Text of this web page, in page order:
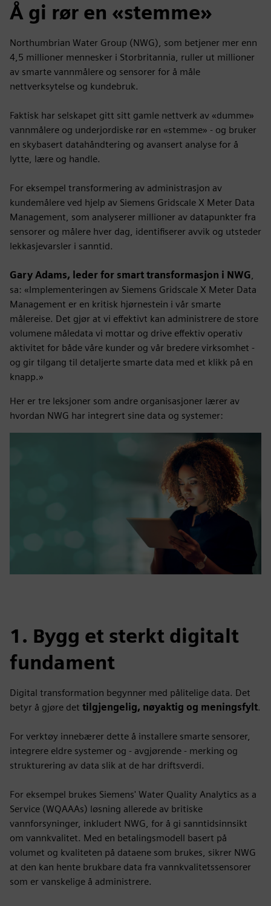
Å gi rør en «stemme»
Northumbrian Water Group (NWG), som betjener mer enn
4,5 millioner mennesker i Storbritannia, ruller ut millioner
av smarte vannmålere og sensorer for å måle
nettverksytelse og kundebruk.
Faktisk har selskapet gitt sitt gamle nettverk av «dumme»
vannmålere og underjordiske rør en «stemme» - og bruker
en skybasert datahåndtering og avansert analyse for å
lytte, lære og handle.
For eksempel transformering av administrasjon av
kundemålere ved hjelp av Siemens Gridscale X Meter Data
Management, som analyserer millioner av datapunkter fra
sensorer og målere hver dag, identifiserer avvik og utsteder
lekkasjevarsler i sanntid.
Gary Adams, leder for smart transformasjon i NWG,
sa: «Implementeringen av Siemens Gridscale X Meter Data
Management er en kritisk hjørnestein i vår smarte
målereise. Det gjør at vi effektivt kan administrere de store
volumene måledata vi mottar og drive effektiv operativ
aktivitet for både våre kunder og vår bredere virksomhet -
og gir tilgang til detaljerte smarte data med et klikk på en
knapp.»
Her er tre leksjoner som andre organisasjoner lærer av
hvordan NWG har integrert sine data og systemer:
1. Bygg et sterkt digitalt
fundament
Digital transformation begynner med pålitelige data. Det
betyr å gjøre det tilgjengelig, nøyaktig og meningsfylt.
For verktøy innebærer dette å installere smarte sensorer,
integrere eldre systemer og - avgjørende - merking og
strukturering av data slik at de har driftsverdi.
For eksempel brukes Siemens' Water Quality Analytics as a
Service (WQAAAs) løsning allerede av britiske
vannforsyninger, inkludert NWG, for å gi sanntidsinnsikt
om vannkvalitet. Med en betalingsmodell basert på
volumet og kvaliteten på dataene som brukes, sikrer NWG
at den kan hente brukbare data fra vannkvalitetssensorer
som er vanskelige å administrere.